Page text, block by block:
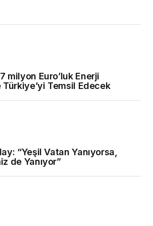
milyon Euro’luk Enerji
Temsil Edecek
“Yeşil Vatan Yanıyorsa,
de Yanıyor”